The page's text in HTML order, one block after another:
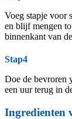
Voeg stapje voor
en blijf mengen
binnenkant van
Stap4
Doe de bevroren
een uur terug in
Ingredienten